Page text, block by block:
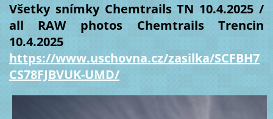
Všetky snímky Chemtrails TN 10.4.2025 /
all RAW photos Chemtrails Trencin
10.4.2025
https://www.uschovna.cz/zasilka/SCFBH7
CS78FJBVUK-UMD/